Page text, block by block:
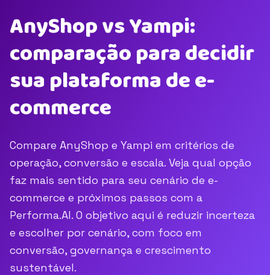
AnyShop vs Yampi:
comparação para decidir
sua plataforma de e-
commerce
Compare AnyShop e Yampi em critérios de
operação, conversão e escala. Veja qual opção
faz mais sentido para seu cenário de e-
commerce e próximos passos com a
Performa.AI. O objetivo aqui é reduzir incerteza
e escolher por cenário, com foco em
conversão, governança e crescimento
sustentável.